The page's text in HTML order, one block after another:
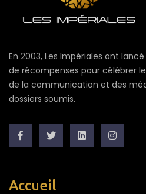
En 2003, Les Impériales ont
de récompenses pour célébrer
de la communication et des
dossiers soumis.
Accueil